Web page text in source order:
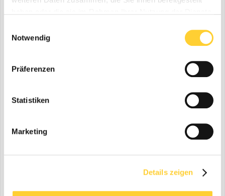
Notwendig
Präferenzen
Statistiken
Marketing
Details zeigen